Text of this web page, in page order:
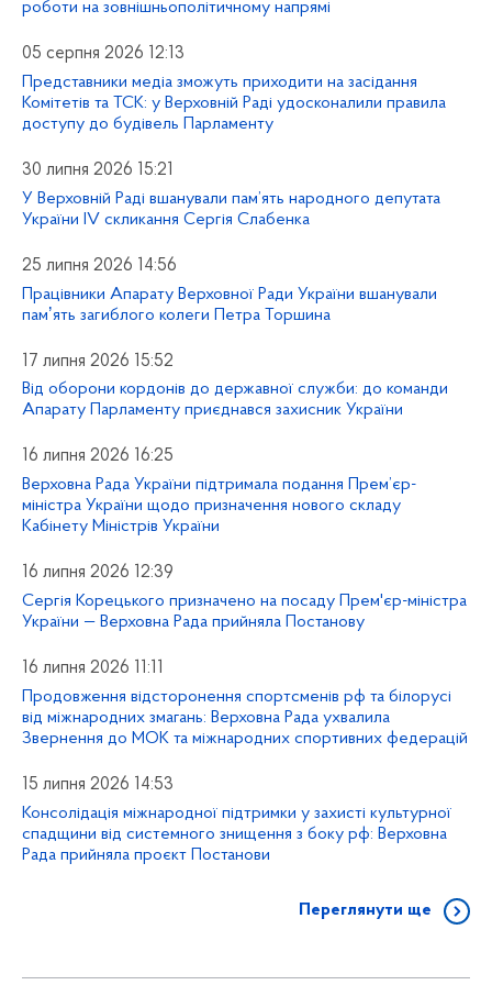
роботи на зовнішньополітичному напрямі
05 серпня 2026 12:13
Представники медіа зможуть приходити на засідання
Комітетів та ТСК: у Верховній Раді удосконалили правила
доступу до будівель Парламенту
30 липня 2026 15:21
У Верховній Раді вшанували пам’ять народного депутата
України IV скликання Сергія Слабенка
25 липня 2026 14:56
Працівники Апарату Верховної Ради України вшанували
памʼять загиблого колеги Петра Торшина
17 липня 2026 15:52
Від оборони кордонів до державної служби: до команди
Апарату Парламенту приєднався захисник України
16 липня 2026 16:25
Верховна Рада України підтримала подання Прем’єр-
міністра України щодо призначення нового складу
Кабінету Міністрів України
16 липня 2026 12:39
Сергія Корецького призначено на посаду Прем'єр-міністра
України — Верховна Рада прийняла Постанову
16 липня 2026 11:11
Продовження відсторонення спортсменів рф та білорусі
від міжнародних змагань: Верховна Рада ухвалила
Звернення до МОК та міжнародних спортивних федерацій
15 липня 2026 14:53
Консолідація міжнародної підтримки у захисті культурної
спадщини від системного знищення з боку рф: Верховна
Рада прийняла проєкт Постанови
Переглянути ще